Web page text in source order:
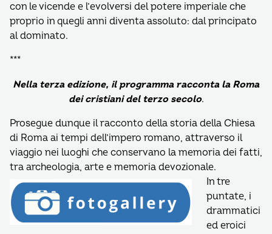
con le vicende e l’evolversi del potere imperiale che
proprio in quegli anni diventa assoluto: dal principato
al dominato.
***
Nella terza edizione, il programma racconta la Roma
dei cristiani del terzo secolo.
Prosegue dunque il racconto della storia della Chiesa
di Roma ai tempi dell’impero romano, attraverso il
viaggio nei luoghi che conservano la memoria dei fatti,
tra archeologia, arte e memoria devozionale.
In tre
puntate, i
drammatici
ed eroici